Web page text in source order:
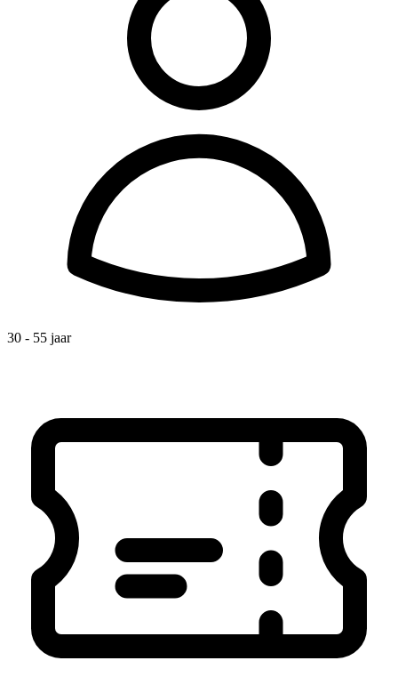
30 - 55 jaar